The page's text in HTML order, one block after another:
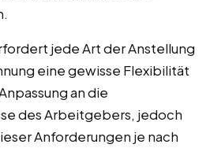
jede Art der Anstellung
eine gewisse Flexibilität
an die
des Arbeitgebers, jedoch
Anforderungen je nach